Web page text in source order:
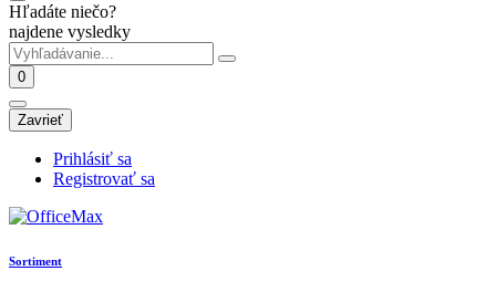
Hľadáte niečo?
najdene vysledky
0
Zavrieť
Prihlásiť sa
Registrovať sa
Sortiment